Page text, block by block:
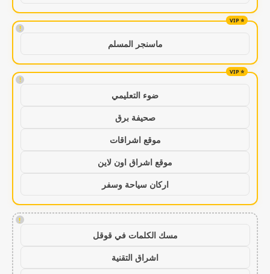
!
ماسنجر المسلم
!
ضوء التعليمي
صحيفة برق
موقع اشراقات
موقع اشراق اون لاين
اركان سياحة وسفر
!
مسك الكلمات في قوقل
اشراق التقنية